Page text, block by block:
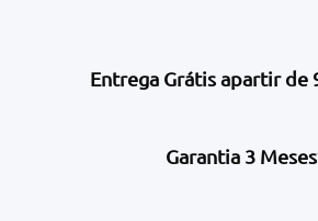
Entrega Grátis apartir de
Garantia 3